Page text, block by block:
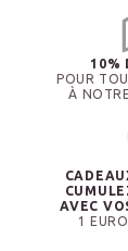
10%
POUR
À
AVEC
1